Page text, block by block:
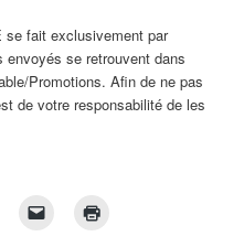
se fait exclusivement par
se retrouvent dans
Promotions. Afin de ne pas
de votre responsabilité de les